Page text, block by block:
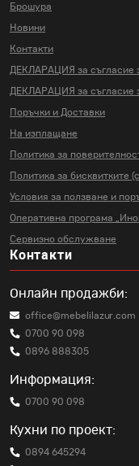
Брошура
Новини
Контакти
ДЕКЛАРАЦИЯ за съгласие
ДЕКЛАРАЦИЯ за съгласие
Поръчки и Доставки
На изплащане
Политика за
Политика за бисквитките
Условия за ползване и
Оперативна програма
Сервизно обслужване
Контакти
Онлайн продажби:
office@mebelilazur.com
0700 90 098
0896 888305
Информация:
0700 90 098
Кухни по проект:
0894 645294